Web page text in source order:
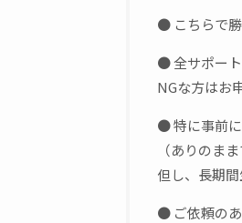
● こちらで
● 全サポー
NGな方はお
● 特に事前
（ありのま
但し、長期
● ご依頼のあ